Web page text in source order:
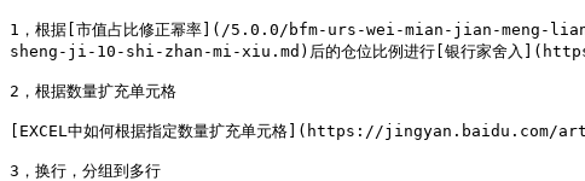
1，根据[市值占比修正幂率](/5.0.0/bfm-urs-wei-mian-jian-
sheng-ji-10-shi-zhan-mi-xiu.md)后的仓位比例进行[银行家舍入
2，根据数量扩充单元格
[EXCEL中如何根据指定数量扩充单元格](https://
3，换行，分组到多行